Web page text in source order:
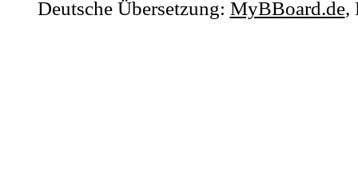
Deutsche Übersetzung: MyBBoard.de,